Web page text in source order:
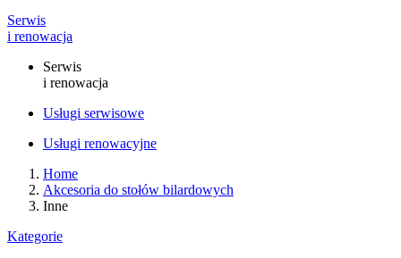
Serwis
i renowacja
Serwis
i renowacja
Usługi serwisowe
Usługi renowacyjne
Home
Akcesoria do stołów bilardowych
Inne
Kategorie